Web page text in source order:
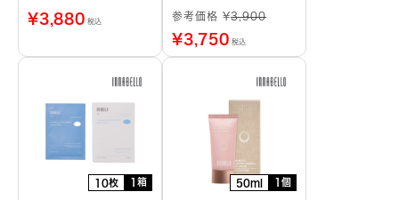
ートマスク
¥3,880 税込
参考価格 ¥3,900
¥3,750 税込
10枚 1箱 50ml 1個